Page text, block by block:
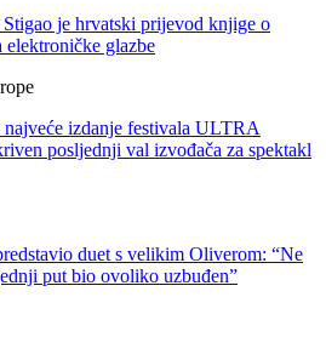
je hrvatski prijevod knjige o
glazbe
izdanje festivala ULTRA
posljednji val izvođača za spektakl
duet s velikim Oliverom: “Ne
put bio ovoliko uzbuđen”